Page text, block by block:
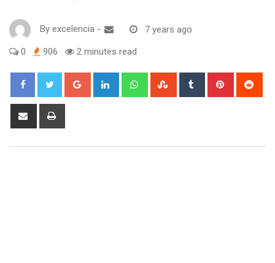
By excelencia - 7 years ago
0 906 2 minutes read
Google+ LinkedIn WhatsappStumbleUpon
Tumblr Pinterest
Share